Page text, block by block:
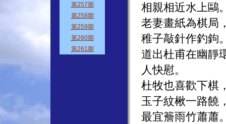
相親相近水上鷗
老妻畫紙為棋局
稚子敲針作釣鉤
道出杜甫在幽靜
人快慰。
杜牧也喜歡下棋
玉子紋楸一路饒
最宜簷雨竹蕭蕭